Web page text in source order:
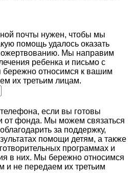
почты нужен, чтобы мы
помощь удалось оказать
Мы направим
ребенка и письмо с
бережно относимся к вашим
их третьим лицам.
если вы готовы
от фонда. Мы можем связаться
за поддержку,
помощи детям, а также
программах и
в них. Мы бережно относимся
и не передаем их третьим